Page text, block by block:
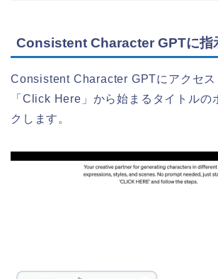
Consistent Character GPTに指
Consistent Character GPTにアクセス
「Click Here」から始まるタイトルの
クします。